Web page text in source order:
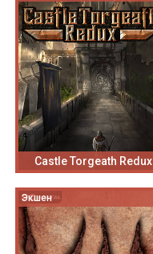
Castle Torgeath Redux
Экшен